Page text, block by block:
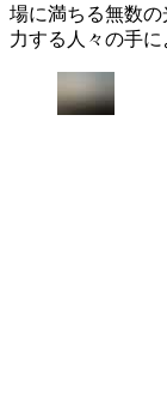
場に満ちる無数
力する人々の手に